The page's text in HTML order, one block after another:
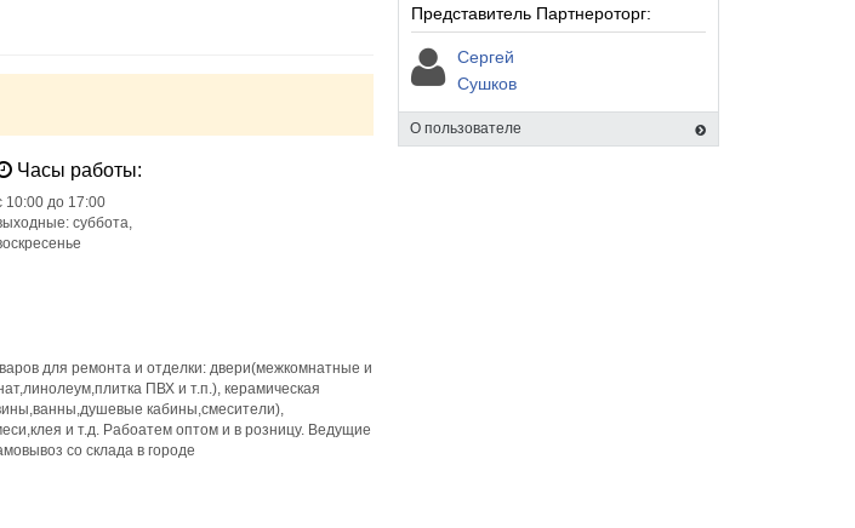
Часы работы:
10:00 до 17:00
суббота,
для ремонта и отделки: двери(межкомнатные и
ПВХ и т.п.), керамическая
кабины,смесители),
и т.д. Рабоатем оптом и в розницу. Ведущие
со склада в городе
Представитель Партнероторг:
Сергей
Сушков
О пользователе